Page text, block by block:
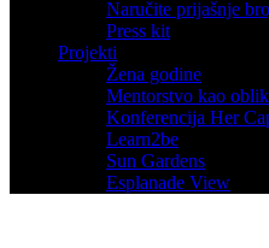
Naručite prijašnje
Press kit
Projekti
Žena godine
Mentorstvo kao
Konferencija Her
Learn2be
Sun Gardens
Esplanade View